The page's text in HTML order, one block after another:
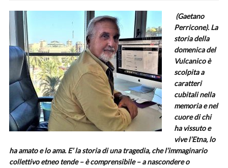
(Gaetano
Perricone). La
storia della
domenica del
Vulcanico è
scolpita a
caratteri
cubitali nella
memoria e nel
cuore di chi
ha vissuto e
vive l’Etna, lo
ha amato e lo ama. E’ la storia di una tragedia, che l’immaginario
collettivo etneo tende – è comprensibile – a nascondere o